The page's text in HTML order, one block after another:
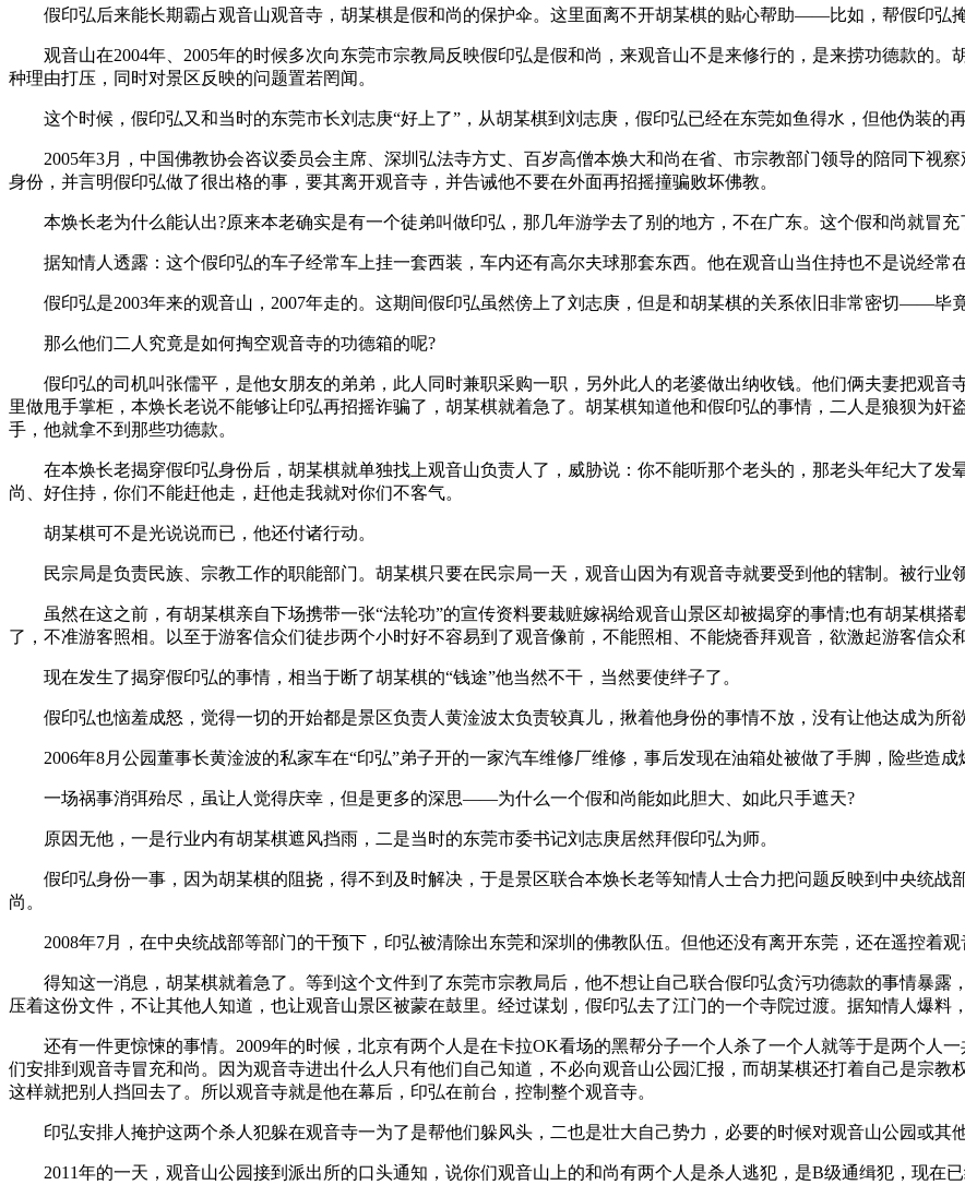
假印弘后来能长期霸占观音山观音寺，胡某棋是假和尚的保护伞。这里面离不开胡某棋的贴心帮助——比如，帮假印弘掩
观音山在2004年、2005年的时候多次向东莞市宗教局反映假印弘是假和尚，来观音山不是来修行的，是来捞功德款的。
种理由打压，同时对景区反映的问题置若罔闻。
这个时候，假印弘又和当时的东莞市长刘志庚“好上了”，从胡某棋到刘志庚，假印弘已经在东莞如鱼得水，但他伪装的再
2005年3月，中国佛教协会咨议委员会主席、深圳弘法寺方丈、百岁高僧本焕大和尚在省、市宗教部门领导的陪同下视
身份，并言明假印弘做了很出格的事，要其离开观音寺，并告诫他不要在外面再招摇撞骗败坏佛教。
本焕长老为什么能认出?原来本老确实是有一个徒弟叫做印弘，那几年游学去了别的地方，不在广东。这个假和尚就冒充
据知情人透露：这个假印弘的车子经常车上挂一套西装，车内还有高尔夫球那套东西。他在观音山当住持也不是说经常
假印弘是2003年来的观音山，2007年走的。这期间假印弘虽然傍上了刘志庚，但是和胡某棋的关系依旧非常密切——毕竟
那么他们二人究竟是如何掏空观音寺的功德箱的呢?
假印弘的司机叫张儒平，是他女朋友的弟弟，此人同时兼职采购一职，另外此人的老婆做出纳收钱。他们俩夫妻把观音
里做甩手掌柜，本焕长老说不能够让印弘再招摇诈骗了，胡某棋就着急了。胡某棋知道他和假印弘的事情，二人是狼狈为
手，他就拿不到那些功德款。
在本焕长老揭穿假印弘身份后，胡某棋就单独找上观音山负责人了，威胁说：你不能听那个老头的，那老头年纪大了发
尚、好住持，你们不能赶他走，赶他走我就对你们不客气。
胡某棋可不是光说说而已，他还付诸行动。
民宗局是负责民族、宗教工作的职能部门。胡某棋只要在民宗局一天，观音山因为有观音寺就要受到他的辖制。被行业领
虽然在这之前，有胡某棋亲自下场携带一张“法轮功”的宣传资料要栽赃嫁祸给观音山景区却被揭穿的事情;也有胡某棋搭
了，不准游客照相。以至于游客信众们徒步两个小时好不容易到了观音像前，不能照相、不能烧香拜观音，欲激起游客信众
现在发生了揭穿假印弘的事情，相当于断了胡某棋的“钱途”他当然不干，当然要使绊子了。
假印弘也恼羞成怒，觉得一切的开始都是景区负责人黄淦波太负责较真儿，揪着他身份的事情不放，没有让他达成为所
2006年8月公园董事长黄淦波的私家车在“印弘”弟子开的一家汽车维修厂维修，事后发现在油箱处被做了手脚，险些造成
一场祸事消弭殆尽，虽让人觉得庆幸，但是更多的深思——为什么一个假和尚能如此胆大、如此只手遮天?
原因无他，一是行业内有胡某棋遮风挡雨，二是当时的东莞市委书记刘志庚居然拜假印弘为师。
假印弘身份一事，因为胡某棋的阻挠，得不到及时解决，于是景区联合本焕长老等知情人士合力把问题反映到中央统战
尚。
2008年7月，在中央统战部等部门的干预下，印弘被清除出东莞和深圳的佛教队伍。但他还没有离开东莞，还在遥控着观
得知这一消息，胡某棋就着急了。等到这个文件到了东莞市宗教局后，他不想让自己联合假印弘贪污功德款的事情暴露
压着这份文件，不让其他人知道，也让观音山景区被蒙在鼓里。经过谋划，假印弘去了江门的一个寺院过渡。据知情人爆料
还有一件更惊悚的事情。2009年的时候，北京有两个人是在卡拉OK看场的黑帮分子一个人杀了一个人就等于是两个人
们安排到观音寺冒充和尚。因为观音寺进出什么人只有他们自己知道，不必向观音山公园汇报，而胡某棋还打着自己是宗教
这样就把别人挡回去了。所以观音寺就是他在幕后，印弘在前台，控制整个观音寺。
印弘安排人掩护这两个杀人犯躲在观音寺一为了是帮他们躲风头，二也是壮大自己势力，必要的时候对观音山公园或其他
2011年的一天，观音山公园接到派出所的口头通知，说你们观音山上的和尚有两个人是杀人逃犯，是B级通缉犯，现在